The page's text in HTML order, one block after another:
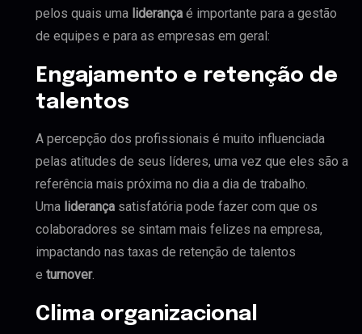
pelos quais uma liderança é importante para a gestão
de equipes e para as empresas em geral:
Engajamento e retenção de
talentos
A percepção dos profissionais é muito influenciada
pelas atitudes de seus líderes, uma vez que eles são a
referência mais próxima no dia a dia de trabalho.
Uma liderança satisfatória pode fazer com que os
colaboradores se sintam mais felizes na empresa,
impactando nas taxas de retenção de talentos
e turnover.
Clima organizacional